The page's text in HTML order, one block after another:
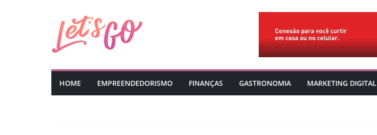
HOME EMPREENDEDORISMO FINANÇAS GASTRONOMIA MARKETING DIGITAL